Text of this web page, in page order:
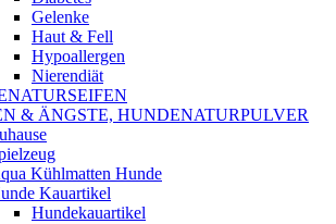
Gelenke
Haut & Fell
Hypoallergen
Nierendiät
& ÄNGSTE, HUNDENATURPULVER
Kühlmatten Hunde
Kauartikel
Hundekauartikel